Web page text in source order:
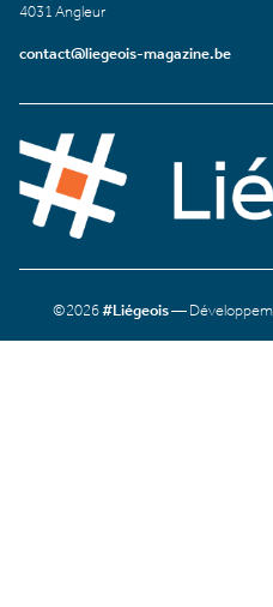
4031 Angleur
contact@liegeois-magazine.be
©2026#Liégeois—